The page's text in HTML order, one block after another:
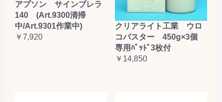
アプソン サインブレラ
140 (Art.9300清掃
中/Art.9301作業中)
￥7,920
クリアライト工業 ウロ
コバスター 450g×3個
専用ﾊﾟｯﾄﾞ3枚付
￥14,850